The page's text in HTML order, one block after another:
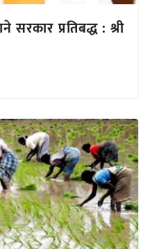
प्रतिबद्ध : श्री